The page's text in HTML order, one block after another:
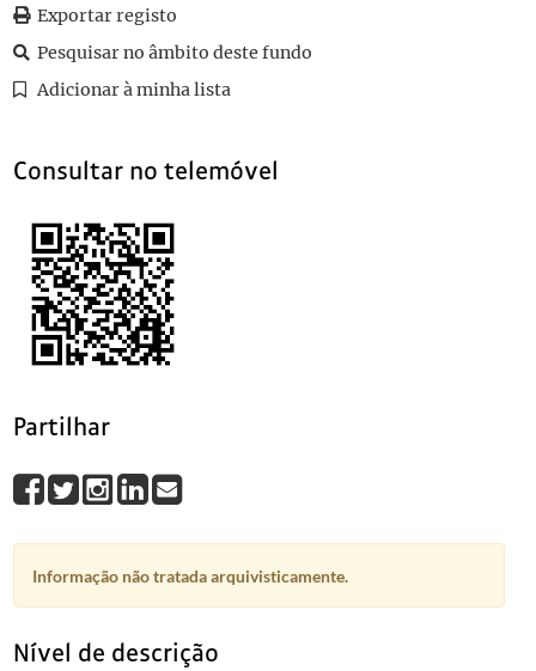
046
Sem título
048
049 Sem título 1947-05-28
Exportar registo
Pesquisar no âmbito deste fundo
Adicionar à minha lista
Consultar no telemóvel
Partilhar
Informação não tratada arquivisticamente.
Nível de descrição